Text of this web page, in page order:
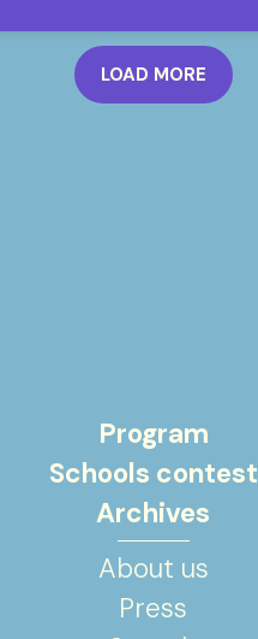
LOAD MORE
Program
Schools contest
Archives
About us
Press